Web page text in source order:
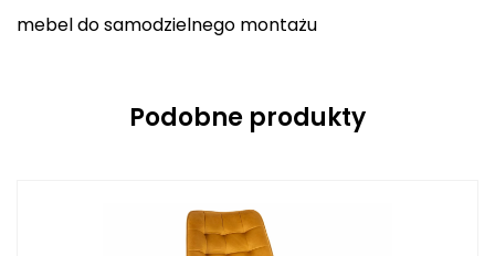
mebel do samodzielnego montażu
Podobne produkty